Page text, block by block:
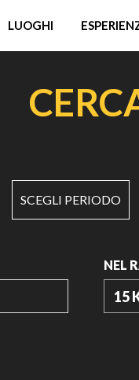
LUOGHI
SCEGLI PERIODO
NEL
15